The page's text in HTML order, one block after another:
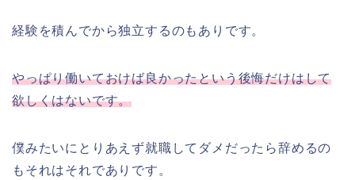
経験を積んでから独立するのもありです。
やっぱり働いておけば良かったという後悔だけはして
欲しくはないです。
僕みたいにとりあえず就職してダメだったら辞めるの
もそれはそれでありです。